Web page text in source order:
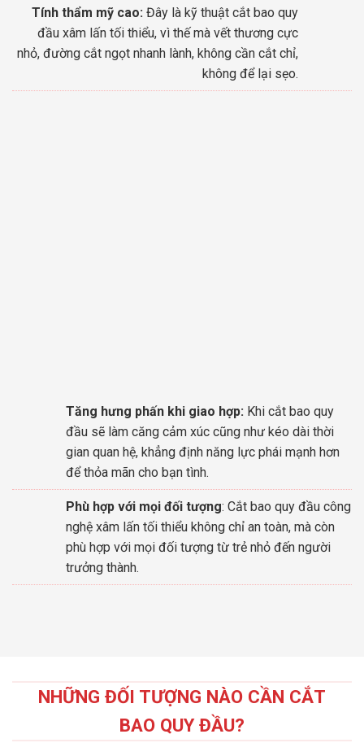
Tính thẩm mỹ cao: Đây là kỹ thuật cắt bao quy
đầu xâm lấn tối thiểu, vì thế mà vết thương cực
nhỏ, đường cắt ngọt nhanh lành, không cần cắt chỉ,
không để lại sẹo.
Tăng hưng phấn khi giao hợp: Khi cắt bao quy
đầu sẽ làm căng cảm xúc cũng như kéo dài thời
gian quan hệ, khẳng định năng lực phái mạnh hơn
để thỏa mãn cho bạn tình.
Phù hợp với mọi đối tượng: Cắt bao quy đầu công
nghệ xâm lấn tối thiểu không chỉ an toàn, mà còn
phù hợp với mọi đối tượng từ trẻ nhỏ đến người
trưởng thành.
NHỮNG ĐỐI TƯỢNG NÀO CẦN CẮT
BAO QUY ĐẦU?